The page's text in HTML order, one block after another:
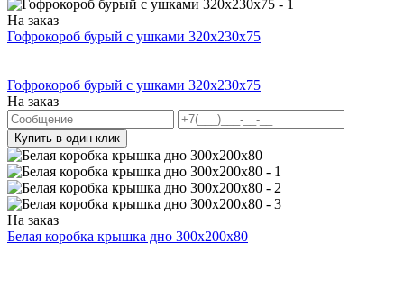
На заказ
Гофрокороб бурый с ушками 320х230х75
Гофрокороб бурый с ушками 320х230х75
На заказ
Купить в один клик
На заказ
Белая коробка крышка дно 300x200x80